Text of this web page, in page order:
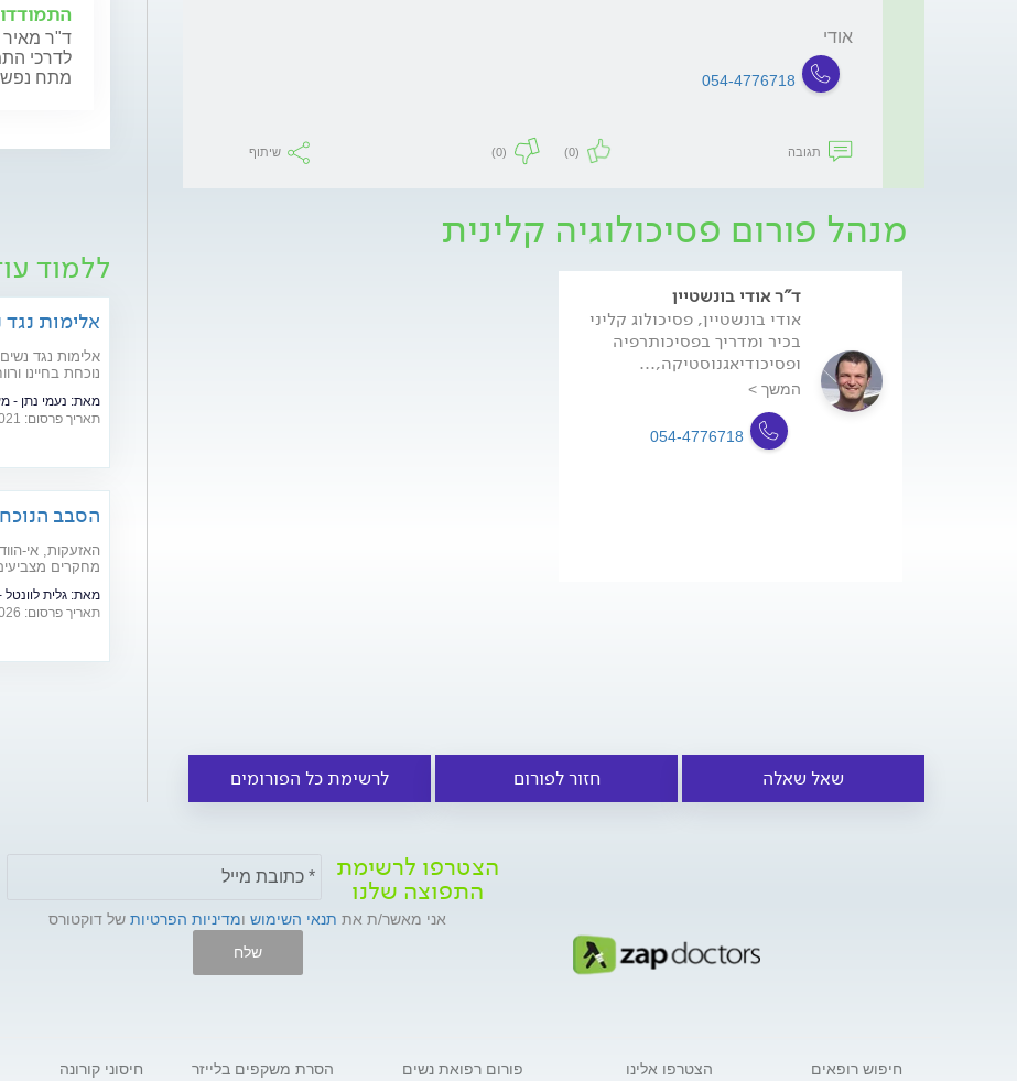
אודי
054-4776718
תגובה (0)
(0) שיתוף
מנהל פורום פסיכולוגיה קלינית
ד"ר אודי בונשטיין
אודי בונשטיין, פסיכולוג קליני
בכיר ומדריך בפסיכותרפיה
ופסיכודיאגנוסטיקה,...
המשך >
054-4776718
שאל שאלה חזור לפורום לרשימת כל הפורומים
ד"ר מאיר
לדרכי
מתח
ללמוד
אלימות
אלימות נגד
נוכחת בחיינו
מדברים
מאת: נעמי נתן -
תאריך פרסום: 25/11/2021
הסבב
האזעקות, אי-
מחקרים
להתגבר
שלנו?
מאת: גלית
תאריך פרסום: 08/06/2026
הצטרפו לרשימת
התפוצה שלנו
אני מאשר/ת את תנאי השימוש ומדיניות הפרטיות של דוקטורס
שלח
חיפוש רופאים
הצטרפו אלינו
פורום רפואת נשים
הסרת משקפים בלייזר
חיסוני קורונה